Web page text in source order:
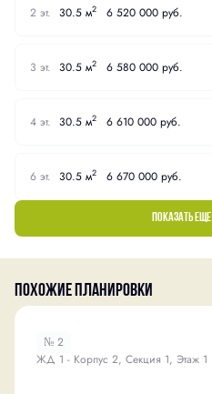
2 эт. 30.5 м2 6 520 000 руб.
3 эт. 30.5 м2 6 580 000 руб.
4 эт. 30.5 м2 6 610 000 руб.
6 эт. 30.5 м2 6 670 000 руб.
Показать
Похожие планировки
№ 2
ЖД 1 - Корпус 2, Секция 1, Этаж 1